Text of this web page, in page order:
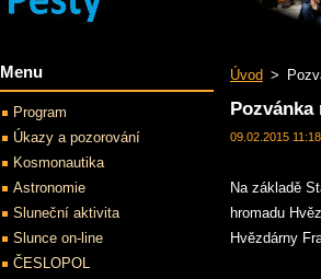
Úvod >
Pozvánka
09.02.2015 11:18
Na základě
hromadu
Hvězdárny
Menu
Program
Úkazy a pozorování
Kosmonautika
Astronomie
Sluneční aktivita
Slunce on-line
ČESLOPOL